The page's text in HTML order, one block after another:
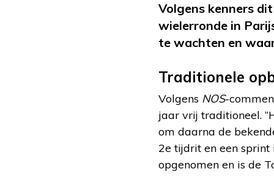
Volgens kenners
wielerronde in
te wachten en
Traditionele
Volgens NOS-
jaar vrij traditioneel.
om daarna de
2e tijdrit en een sprint
opgenomen en is de